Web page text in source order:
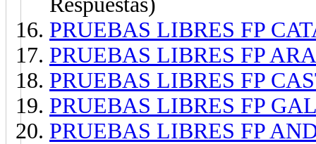
PRUEBAS LIBRES FP
PRUEBAS LIBRES FP
PRUEBAS LIBRES FP
PRUEBAS LIBRES FP
PRUEBAS LIBRES FP